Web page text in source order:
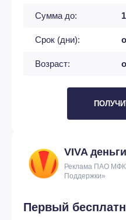
Сумма до:
Срок (дни):
Возраст:
VIVA деньги
Реклама ПАО
Поддержки»
Первый